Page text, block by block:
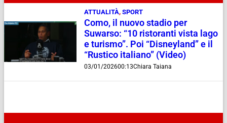
ATTUALITÀ, SPORT
Como, il nuovo stadio per
Suwarso: “10 ristoranti vista lago
e turismo”. Poi “Disneyland” e il
“Rustico italiano” (Video)
03/01/202600:13Chiara Taiana